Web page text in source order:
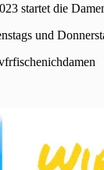
startet die
und